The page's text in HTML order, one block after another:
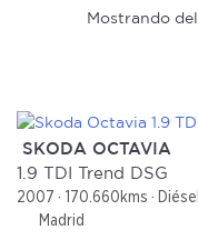
Mostrando del
SKODA OCTAVIA
1.9 TDI Trend DSG
2007 170.660kms Diésel
Madrid